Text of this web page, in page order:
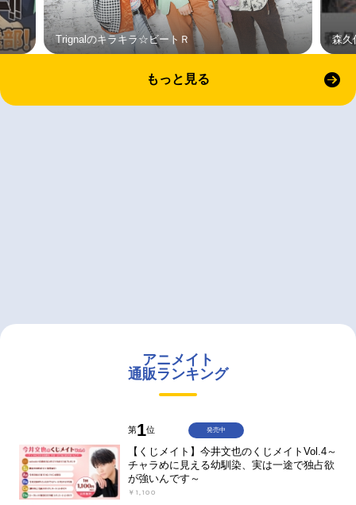
Trignalのキラキラ☆ビートＲ 森久
もっと見る
アニメイト
通販ランキング
第1位
【くじメイト】今井文也のくじメイトVol.4～
チャラめに見える幼馴染、実は一途で独占欲
が強いんです～
￥1,100
発売中